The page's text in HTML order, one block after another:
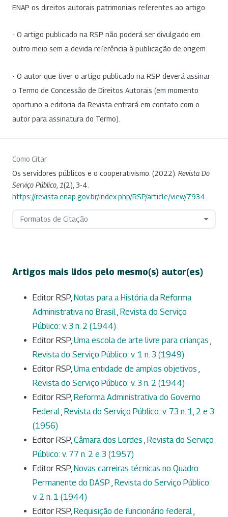
ENAP os direitos autorais patrimoniais referentes ao artigo.
- O artigo publicado na RSP não poderá ser divulgado em
outro meio sem a devida referência à publicação de origem.
- O autor que tiver o artigo publicado na RSP deverá assinar
o Termo de Concessão de Direitos Autorais (em momento
oportuno a editoria da Revista entrará em contato com o
autor para assinatura do Termo).
Como Citar
Os servidores públicos e o cooperativismo. (2022). Revista Do
Serviço Público 1(2), 3-4.
https://revista.enap.gov.br/index.php/RSP/article/view/7934
Formatos de Citação
Artigos mais lidos pelo mesmo(s) autor(es)
Editor RSP, Notas para a História da Reforma
Administrativa no Brasil, Revista do Serviço
Público: v. 3 n. 2 (1944)
Editor RSP, Uma escola de arte livre para crianças ,
Revista do Serviço Público: v. 1 n. 3 (1949)
Editor RSP, Uma entidade de amplos objetivos ,
Revista do Serviço Público: v. 3 n. 2 (1944)
Editor RSP, Reforma Administrativa do Governo
Federal, Revista do Serviço Público: v. 73 n. 1, 2 e 3
(1956)
Editor RSP, Câmara dos Lordes , Revista do Serviço
Público: v. 77 n. 2 e 3 (1957)
Editor RSP, Novas carreiras técnicas no Quadro
Permanente do DASP , Revista do Serviço Público:
v. 2 n. 1 (1944)
Editor RSP, Requisição de funcionário federal,